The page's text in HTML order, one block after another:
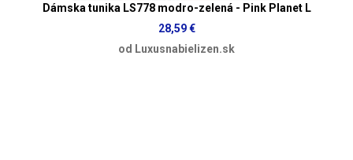
Dámska tunika LS778 modro-zelená - Pink Planet L
28,59 €
od Luxusnabielizen.sk